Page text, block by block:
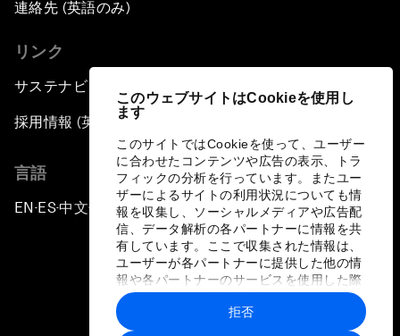
このウェブサイトはCookieを使用し
ます
このサイトではCookieを使って、ユーザー
に合わせたコンテンツや広告の表示、トラ
フィックの分析を行っています。またユー
ザーによるサイトの利用状況についても情
報を収集し、ソーシャルメディアや広告配
信、データ解析の各パートナーに情報を共
有しています。ここで収集された情報は、
ユーザーが各パートナーに提供した他の情
報や各パートナーのサービスを使用した際
に収集された情報と組み合わされ、各パー
トナーによって使用されることがありま
す。
拒否
連絡先 (英語のみ)
リンク
サステナビリティへの取り組み
採用情報 (英語のみ)
言語
EN ▪ES▪中文▪ 日本語
プライバシーポリシーと利用規約